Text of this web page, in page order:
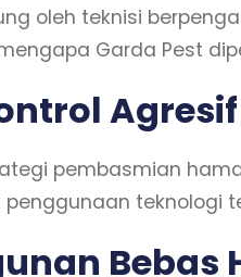
oleh teknisi
Garda Pest
pembasmian
teknologi
Bebas